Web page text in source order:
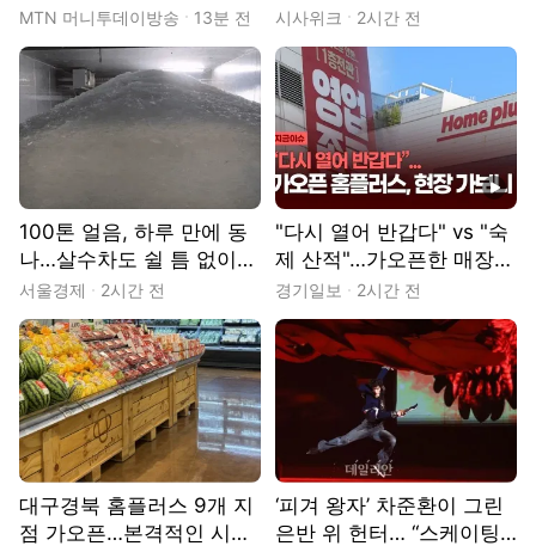
제, '골목상권 활성화' 통했
다
MTN 머니투데이방송 13분 전 시사위크 2시간 전
100톤 얼음, 하루 만에 동
나…살수차도 쉴 틈 없이
달린다 [르포]
서울경제 2시간 전
"다시 열어 반갑다" vs "숙
제 산적"…가오픈한 매장
가보니[영상]
경기일보 2시간 전
대구경북 홈플러스 9개 지
점 가오픈…본격적인 시험
‘피겨 왕자’ 차준환이 그린
은반 위 헌터… “스케이팅·